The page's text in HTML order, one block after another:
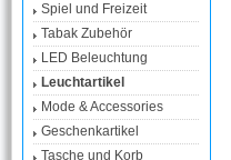
Spiel und Freizeit
Tabak Zubehör
LED Beleuchtung
Leuchtartikel
Mode & Accessories
Geschenkartikel
Tasche und Korb